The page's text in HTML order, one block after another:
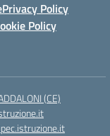
Privacy Policy
Policy
(CE)